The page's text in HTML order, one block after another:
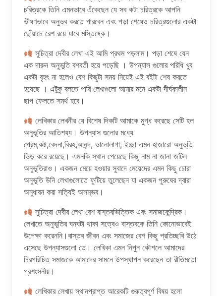
চরিত্রকে তিনি এমনভাবে এঁকেছেন যে সব কটা চরিত্রকে আপনি
ভীষণভাবে অনুভব করতে পারবেন এবং পড়া শেষেও চরিত্রগুলোর একটা
ছোঁয়াচে রেশ রয়ে যাবে মস্তিষ্কে।
সুচিত্রা দেবীর লেখা এই আমি প্রথম পড়লাম। পড়া শেষে যেন
এক দারুন অনুভুতি বশবর্তী হয়ে পড়েছি । উপন্যাস গুলোর পরিধি খুব
একটা বৃহৎ না হলেও বেশ কিছুটা সময় নিয়েই এই বইটা শেষ করতে
হয়েছে । এটুকু বলতে পারি লেখাগুলো আমার মনে একটা দীর্ঘকালীন
ছাপ ফেলতে সমর্থ হবে।
লেখিকার লেখনীর যে বিশেষ দিকটি আমাকে মুগ্ধ করেছে সেটি হল
অনুভূতির আতিশয্য। উপন্যাস গুলোর মধ্যে
প্রেম,কষ্ট,বেদনা,বিরহ,আনন্দ, ভালোলাগা, ইচ্ছা এমন হাজারো অনুভূতি
ভিড় করে রয়েছে। এমনকি স্থান পেয়েছে কিছু নাম না জানা জটিল
অনুভূতিরাও। একজন মেয়ে হওয়ার সুবাদে মেয়েদের এমন কিছু চোরা
অনুভূতি উনি লেখাগুলোতে ফুটিয়ে তুলেছেন যা একজন পুরুষের দ্বারা
অনুধাবন করা সত্যিই অসম্ভব।
সুচিত্রা দেবীর লেখা বেশ বাস্তবভিত্তিক এবং সমাজকেন্দ্রিক।
লেখাতে অনুভূতির ঘনঘটা থাকা সত্বেও বাস্তবকে তিনি কোনোভাবেই
উপেক্ষা করেননি।বাস্তব জীবন এবং সমাজের বেশ কিছু প্রতিচ্ছবি উঠে
এসেছে উপন্যাসগুলো তে। লেখিকা এমন নিপুন কৌশলে আমাদের
চিরপরিচিত সমাজকে আমাদের সামনে উপস্থাপন করেছেন তা রীতিমতো
প্রশংসনীয়।
লেখিকার লেখায় স্থানপ্রাপ্ত আরেকটি গুরুত্বপূর্ণ বিষয় হলো